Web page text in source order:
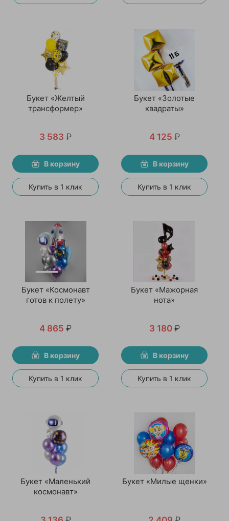
Букет «Желтый
трансформер»
3 583 ₽
В корзину
Купить в 1 клик
Букет «Золотые
квадраты»
4 125 ₽
В корзину
Купить в 1 клик
Букет «Космонавт
готов к полету»
4 865 ₽
В корзину
Купить в 1 клик
Букет «Мажорная
нота»
3 180 ₽
В корзину
Купить в 1 клик
Букет «Маленький
космонавт»
Букет «Милые щенки»